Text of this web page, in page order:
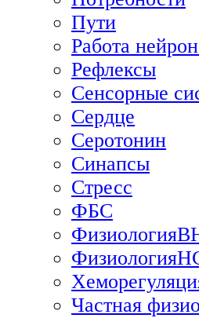
Пути
Работа
Рефлексы
Сенсорные
Сердце
Серотонин
Синапсы
Стресс
ФБС
Частная